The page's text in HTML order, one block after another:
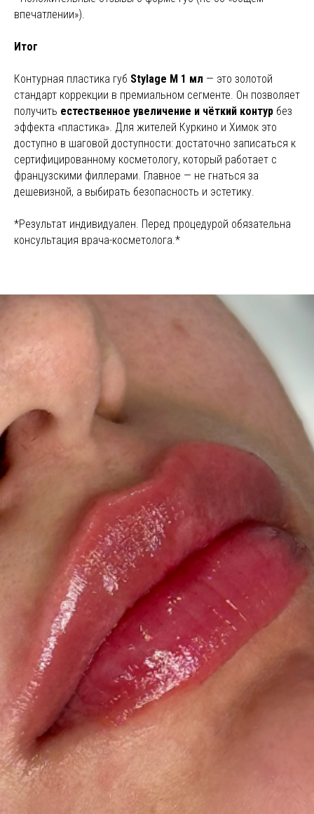
впечатлении»).
Итог
Контурная пластика губ Stylage M 1 мл — это золотой
стандарт коррекции в премиальном сегменте. Он позволяет
получить естественное увеличение и чёткий контур без
эффекта «пластика». Для жителей Куркино и Химок это
доступно в шаговой доступности: достаточно записаться к
сертифицированному косметологу, который работает с
французскими филлерами. Главное — не гнаться за
дешевизной, а выбирать безопасность и эстетику.
*Результат индивидуален. Перед процедурой обязательна
консультация врача-косметолога.*